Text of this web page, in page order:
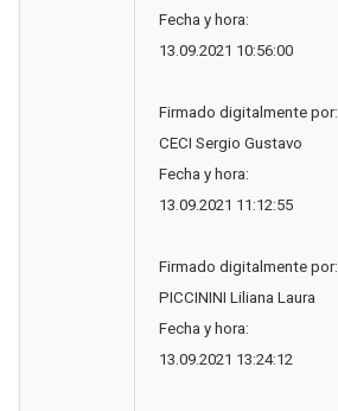
Fecha y hora:
13.09.2021 10:56:00
Firmado digitalmente por:
CECI Sergio Gustavo
Fecha y hora:
13.09.2021 11:12:55
Firmado digitalmente por:
PICCININI Liliana Laura
Fecha y hora:
13.09.2021 13:24:12